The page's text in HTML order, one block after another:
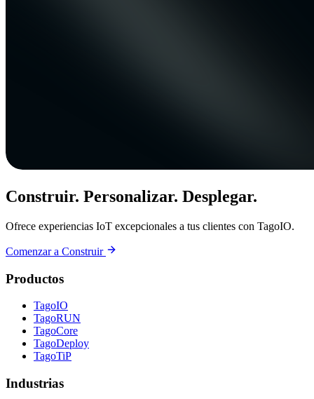
Construir. Personalizar. Desplegar.
Ofrece experiencias IoT excepcionales a tus clientes con TagoIO.
Comenzar a Construir
Productos
TagoIO
TagoRUN
TagoCore
TagoDeploy
TagoTiP
Industrias